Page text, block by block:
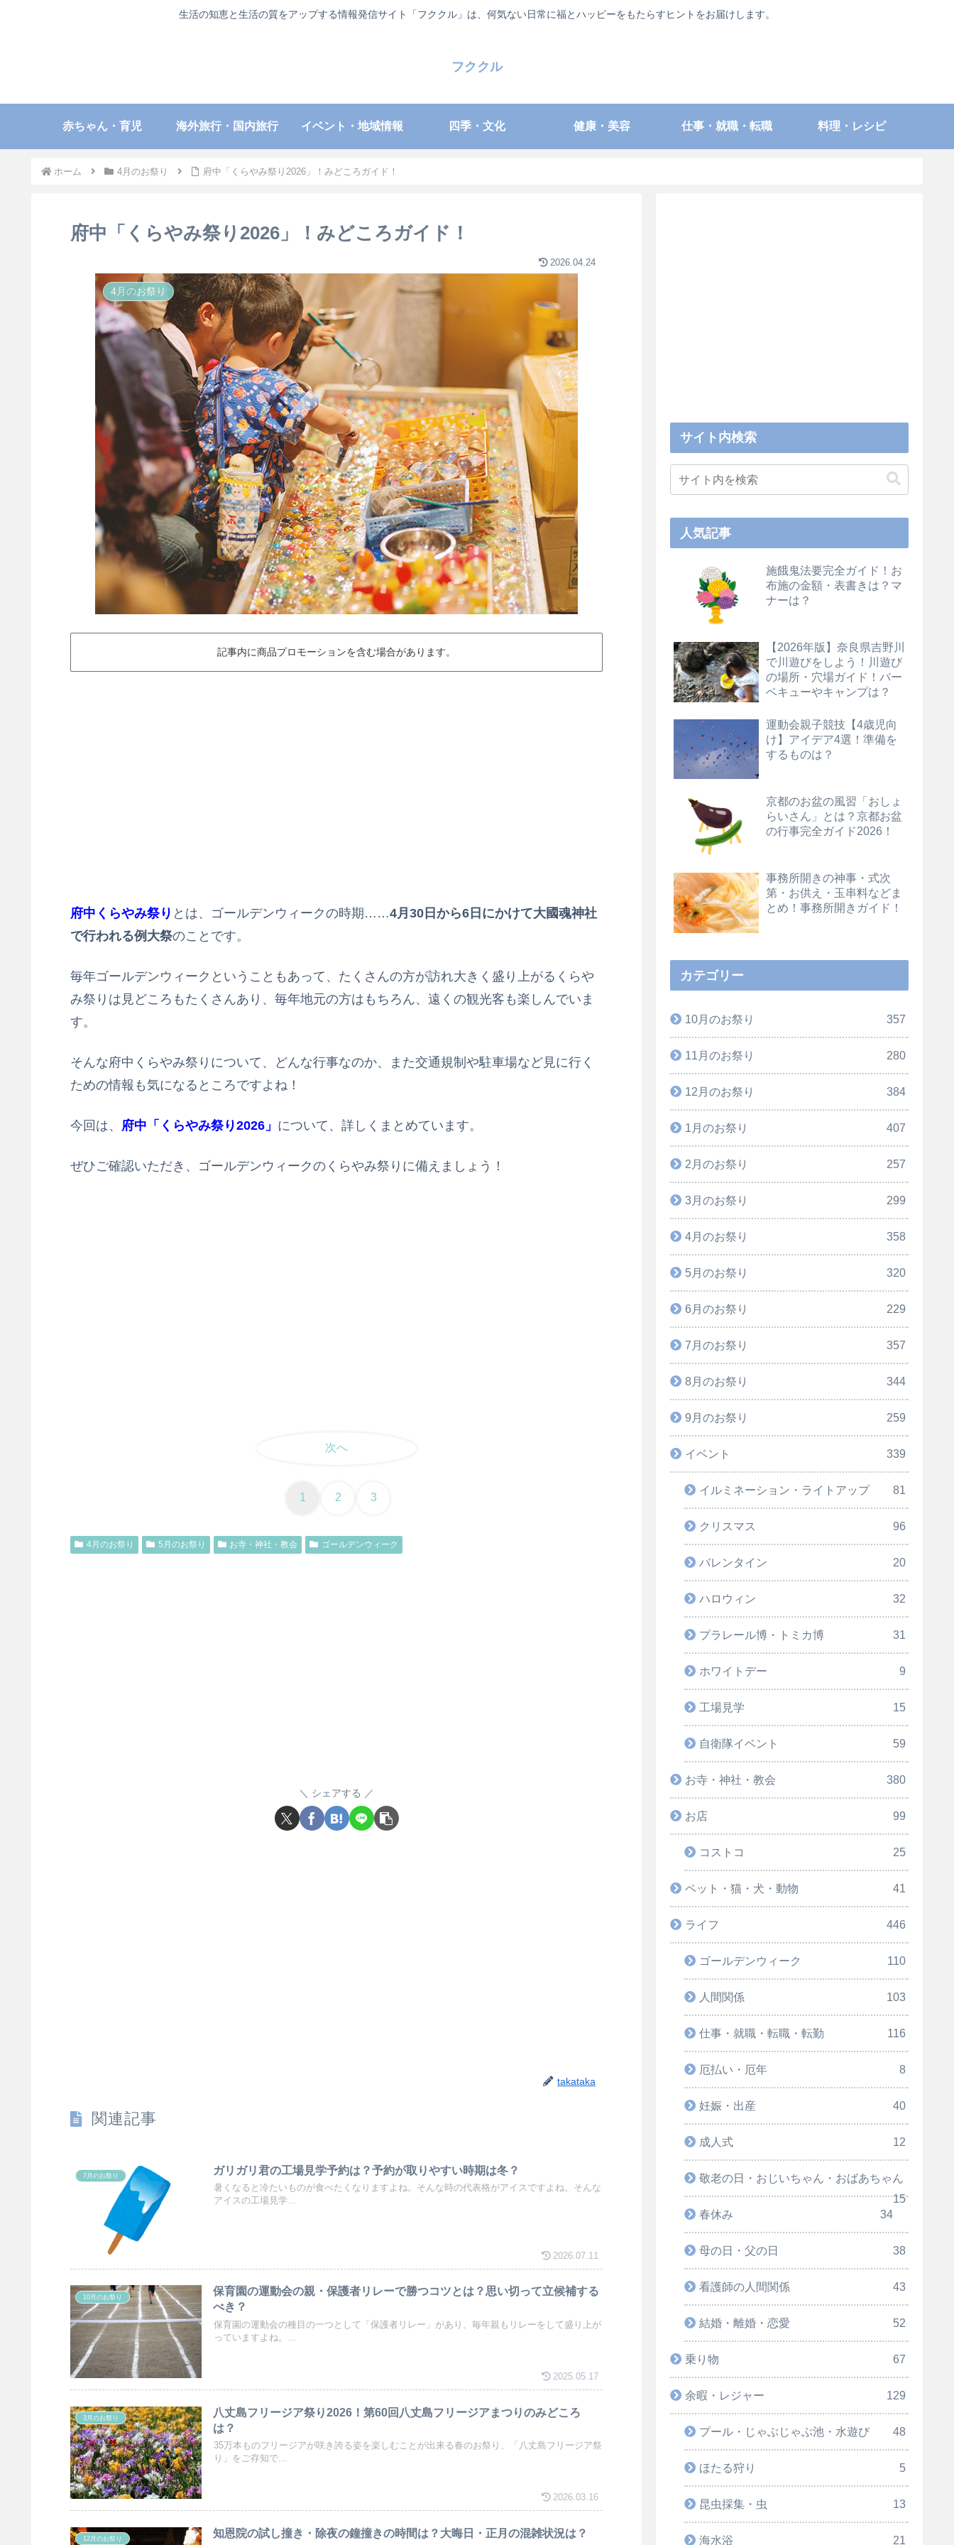
生活の知恵と生活の質をアップする情報発信サイト「フククル」は、何気ない日常に福とハッピーをもたらすヒントをお届けします。
フククル
赤ちゃん・育児 海外旅行・国内旅行 イベント・地域情報 四季・文化 健康・美容 仕事・就職・転職 料理・レシピ
ホーム 4月のお祭り 府中「くらやみ祭り2026」！みどころガイド！
府中「くらやみ祭り2026」！みどころガイド！
2026.04.24
4月のお祭り
記事内に商品プロモーションを含む場合があります。
府中くらやみ祭り とは、ゴールデンウィークの時期……4月30日 から6日にかけて大國魂神社
で行われる例大祭のことです。
毎年ゴールデンウィークということもあって、たくさんの方が訪れ大きく盛り上がるくらや
み祭りは見どころもたくさんあり、毎年地元の方はもちろん、遠くの観光客も楽しんでいま
す。
そんな府中くらやみ祭りについて、どんな行事なのか、また交通規制や駐車場など見に行く
ための情報も気になるところですよね！
今回は、 府中「くらやみ祭り2026」 について、詳しくまとめています。
ぜひご確認いただき、ゴールデンウィークのくらやみ祭りに備えましょう！
次へ
1 2 3
4月のお祭り 5月のお祭り お寺・神社・教会 ゴールデンウィーク
シェアする
takataka
関連記事
7月のお祭り ガリガリ君の工場見学予約は？予約が取りやすい時期は冬？
暑くなると冷たいものが食べたくなりますよね。そんな時の代表格がアイスですよね。そんな
アイスの工場見学...
2026.07.11
10月のお祭り
保育園の運動会の親・保護者リレーで勝つコツとは？思い切って立候補する
べき？
保育園の運動会の種目の一つとして「保護者リレー」があり、毎年親もリレーをして盛り上が
っていますよね。...
2025.05.17
3月のお祭り
八丈島フリージア祭り2026！第60回八丈島フリージアまつりのみどころ
は？
35万本ものフリージアが咲き誇る姿を楽しむことが出来る春のお祭り、「八丈島フリージア祭
り」をご存知で...
2026.03.16
12月のお祭り 知恩院の試し撞き・除夜の鐘撞きの時間は？大晦日・正月の混雑状況は？
サイト内検索
人気記事
施餓鬼法要完全ガイド！お
布施の金額・表書きは？マ
ナーは？
【2026年版】奈良県吉野川
で川遊びをしよう！川遊び
の場所・穴場ガイド！バー
ベキューやキャンプは？
運動会親子競技【4歳児向
け】アイデア4選！準備を
するものは？
京都のお盆の風習「おしょ
らいさん」とは？京都お盆
の行事完全ガイド2026！
事務所開きの神事・式次
第・お供え・玉串料などま
とめ！事務所開きガイド！
カテゴリー
10月のお祭り 357
11月のお祭り 280
12月のお祭り 384
1月のお祭り 407
2月のお祭り 257
3月のお祭り 299
4月のお祭り 358
5月のお祭り 320
6月のお祭り 229
7月のお祭り 357
8月のお祭り 344
9月のお祭り 259
イベント 339
イルミネーション・ライトアップ 81
クリスマス 96
バレンタイン 20
ハロウィン 32
プラレール博・トミカ博 31
ホワイトデー 9
工場見学 15
自衛隊イベント 59
お寺・神社・教会 380
お店 99
コストコ 25
ペット・猫・犬・動物 41
ライフ 446
ゴールデンウィーク 110
人間関係 103
仕事・就職・転職・転勤 116
厄払い・厄年 8
妊娠・出産 40
成人式 12
敬老の日・おじいちゃん・おばあちゃん
15
春休み
34
母の日・父の日 38
看護師の人間関係 43
結婚・離婚・恋愛 52
乗り物 67
余暇・レジャー 129
プール・じゃぶじゃぶ池・水遊び 48
ほたる狩り 5
昆虫採集・虫 13
海水浴 21